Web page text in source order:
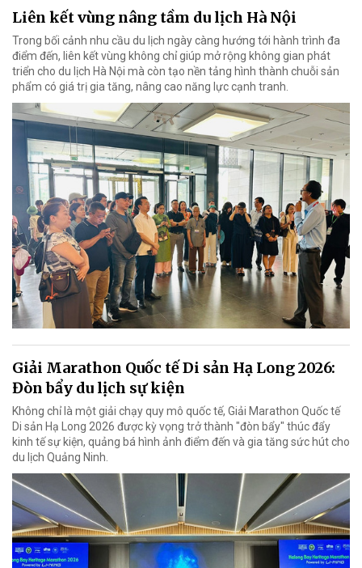
Liên kết vùng nâng tầm du lịch Hà Nội
Trong bối cảnh nhu cầu du lịch ngày càng hướng tới hành trình đa
điểm đến, liên kết vùng không chỉ giúp mở rộng không gian phát
triển cho du lịch Hà Nội mà còn tạo nền tảng hình thành chuỗi sản
phẩm có giá trị gia tăng, nâng cao năng lực cạnh tranh.
Giải Marathon Quốc tế Di sản Hạ Long 2026:
Đòn bẩy du lịch sự kiện
Không chỉ là một giải chạy quy mô quốc tế, Giải Marathon Quốc tế
Di sản Hạ Long 2026 được kỳ vọng trở thành "đòn bẩy" thúc đẩy
kinh tế sự kiện, quảng bá hình ảnh điểm đến và gia tăng sức hút cho
du lịch Quảng Ninh.